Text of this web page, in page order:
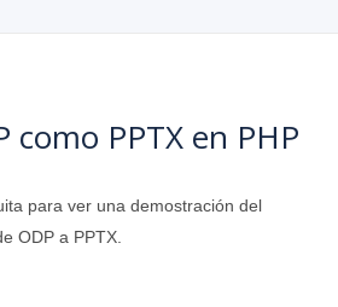
como PPTX en PHP
para ver una demostración del
ODP a PPTX.